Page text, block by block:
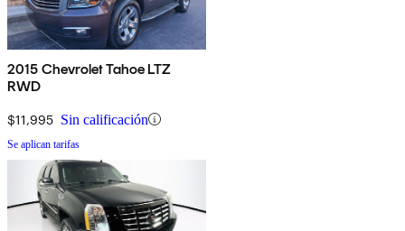
2015 Chevrolet Tahoe LTZ
RWD
$11,995 Sin calificación
Se aplican tarifas